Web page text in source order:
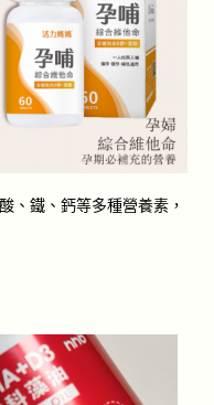
、鐵、鈣等多種營養素，